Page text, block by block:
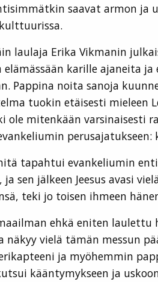
saavat armon ja
laulaja Erika Vikmanin
karille ajaneita
Pappina noita sanoja
tuokin etäisesti mieleen
ole mitenkään
tapahtui evankeliumin
sen jälkeen Jeesus avasi
teki jo toisen ihmeen
ehkä eniten laulettu
näkyy vielä tämän messun
ja myöhemmin
kääntymykseen ja